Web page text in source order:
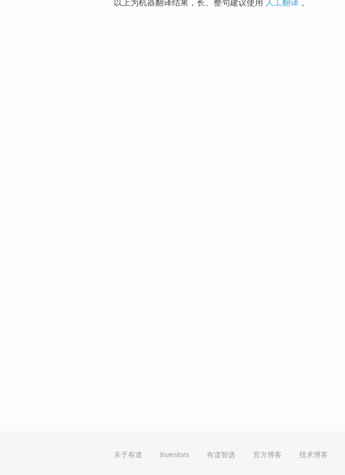
以上为机器翻译结果，长、整句建议使用 人工翻译 。
关于有道 Investors 有道智选 官方博客 技术博客